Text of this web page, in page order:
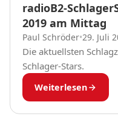
radioB2-
2019 am Mittag
Paul Schröder•29. Juli
Die aktuellsten
Schlager-Stars.
Weiterlesen